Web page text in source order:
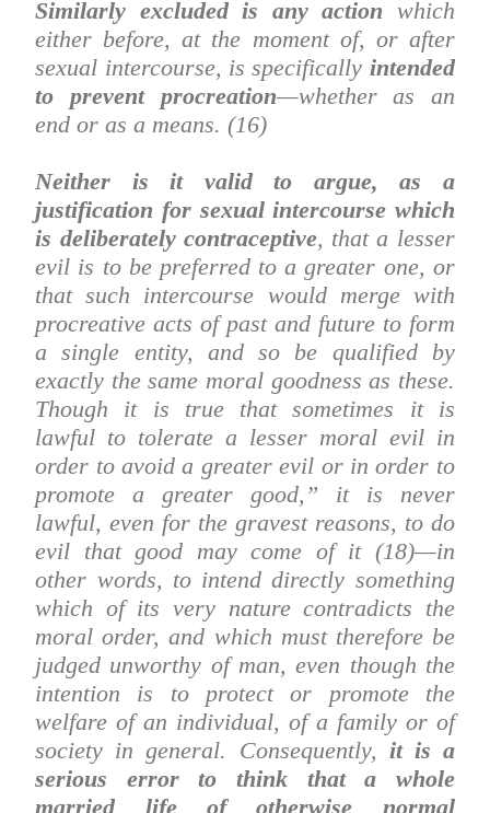
Similarly excluded is any action which
either before, at the moment of, or after
sexual intercourse, is specifically intended
to prevent procreation—whether as an
end or as a means. (16)
Neither is it valid to argue, as a
justification for sexual intercourse which
is deliberately contraceptive, that a lesser
evil is to be preferred to a greater one, or
that such intercourse would merge with
procreative acts of past and future to form
a single entity, and so be qualified by
exactly the same moral goodness as these.
Though it is true that sometimes it is
lawful to tolerate a lesser moral evil in
order to avoid a greater evil or in order to
promote a greater good,” it is never
lawful, even for the gravest reasons, to do
evil that good may come of it (18)—in
other words, to intend directly something
which of its very nature contradicts the
moral order, and which must therefore be
judged unworthy of man, even though the
intention is to protect or promote the
welfare of an individual, of a family or of
society in general. Consequently, it is a
serious error to think that a whole
married life of otherwise normal